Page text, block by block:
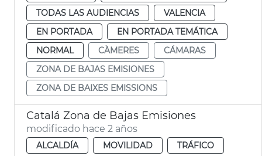
TODAS LAS AUDIENCIAS
VALENCIA
EN PORTADA
EN PORTADA TEMÁTICA
NORMAL
CÀMERES
CÁMARAS
ZONA DE BAJAS EMISIONES
ZONA DE BAIXES EMISSIONS
Catalá Zona de Bajas Emisiones
modificado hace 2 años
ALCALDÍA MOVILIDAD
TRÁFICO